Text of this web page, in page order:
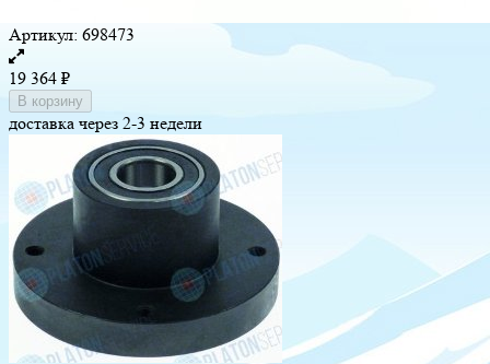
Артикул: 698473
19 364 ₽
В корзину
доставка через 2-3 недели